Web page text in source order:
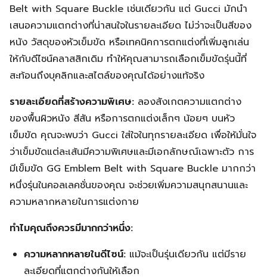
Belt with Square Buckle เช่นเดียวกัน แต่ Gucci มักนำ
เสนอความแตกต่างที่น่าสนใจในรายละเอียด ไม่ว่าจะเป็นสีของ
หนัง วัสดุของหัวเข็มขัด หรือเทคนิคการตกแต่งที่เพิ่มลูกเล่น
ให้กับดีไซน์คลาสสิกเดิม ทำให้คุณสามารถเลือกเข็มขัดรุ่นนี้ที่
สะท้อนถึงบุคลิกและสไตล์ของคุณได้อย่างแท้จริง
รายละเอียดที่สร้างความพิเศษ: ลองสังเกตความแตกต่าง
ของพื้นผิวหนัง สีสัน หรือการตกแต่งเล็กๆ น้อยๆ บนหัว
เข็มขัด คุณจะพบว่า Gucci ใส่ใจในทุกรายละเอียด เพื่อให้มั่นใจ
ว่าเข็มขัดแต่ละเส้นมีความพิเศษและมีเอกลักษณ์เฉพาะตัว การ
มีเข็มขัด GG Emblem Belt with Square Buckle มากกว่า
หนึ่งรุ่นในคอลเลคชั่นของคุณ จะช่วยเพิ่มความสนุกสนานและ
ความหลากหลายในการแต่งกาย
ทำไมคุณถึงควรมีมากกว่าหนึ่ง:
ความหลากหลายในดีไซน์: แม้จะเป็นรุ่นเดียวกัน แต่มีราย
ละเอียดที่แตกต่างกันให้เลือก